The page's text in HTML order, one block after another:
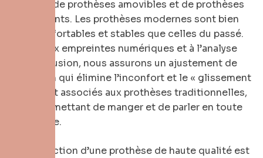
avancés de prothèses amovibles et de prothèses
sur implants. Les prothèses modernes sont bien
plus confortables et stables que celles du passé.
Grâce aux empreintes numériques et à l’analyse
de l’occlusion, nous assurons un ajustement de
précision qui élimine l’inconfort et le « glissement
» souvent associés aux prothèses traditionnelles,
vous permettant de manger et de parler en toute
confiance.
La production d’une prothèse de haute qualité est